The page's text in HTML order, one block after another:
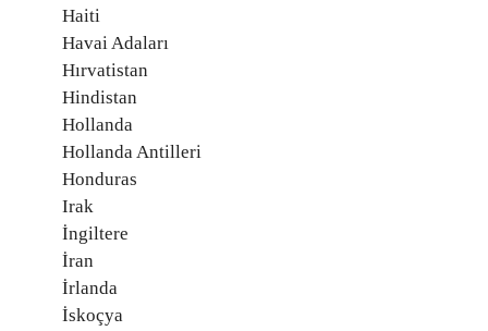
Haiti
Havai Adaları
Hırvatistan
Hindistan
Hollanda
Hollanda Antilleri
Honduras
Irak
İngiltere
İran
İrlanda
İskoçya